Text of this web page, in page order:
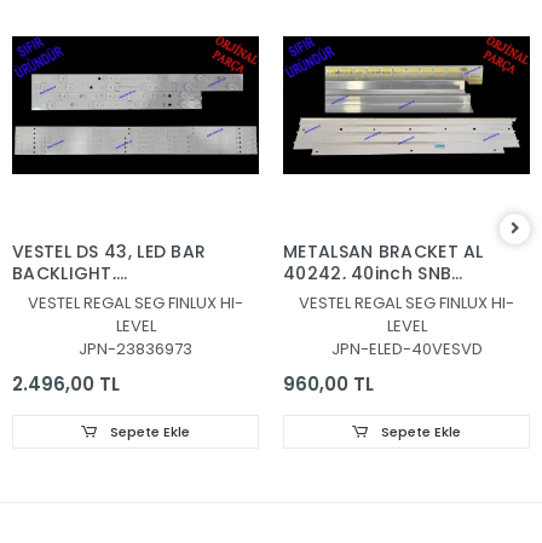
VESTEL DS 43, LED BAR
BACKLIGHT,
JL.D430B1330-078AS-
M_V04, JL.D430B1330-
078BS-M_V03,
30108746CA11 ,
30108747CB11
VESTEL REGAL SEG FINLUX HI-
LEVEL
JPN-23836973
2.496,00 TL
Sepete Ekle
METALSAN BRACKET AL
40242, 40inch SNB
7020PKG 60EA REV0.6
131219, 30080939
VESTEL REGAL SEG FINLUX HI-
LEVEL
JPN-ELED-40VESVD
960,00 TL
Sepete Ekle